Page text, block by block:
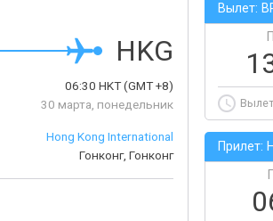
HKG
06:30 HKT(GMT +8)
30 марта, понедельник
Hong Kong International
Гонконг, Гонконг
Вылет:
Прилет: